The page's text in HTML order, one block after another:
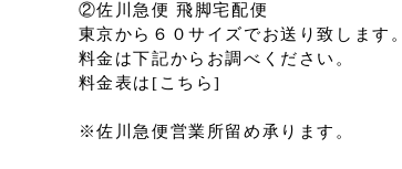
②佐川急便 飛脚宅配便
東京から６０サイズでお送り致します。
料金は下記からお調べください。
料金表は[こちら]
※佐川急便営業所留め承ります。